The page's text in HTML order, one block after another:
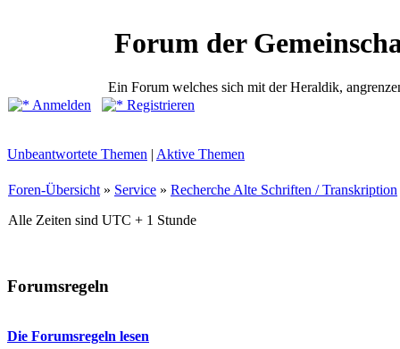
Forum der
Ein Forum welches sich mit der Heraldik,
Anmelden
Registrieren
Unbeantwortete Themen | Aktive Themen
Foren-Übersicht » Service » Recherche Alte Schriften / Transkription
Alle Zeiten sind UTC + 1 Stunde
Forumsregeln
Die Forumsregeln lesen